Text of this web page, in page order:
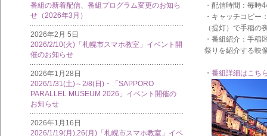
番組の新着配信、番組プログラム変更のお知ら
せ（2026年3月）
2026年2月 5日
2026/2/10(火)「札幌市スマホ教室」イベント開
催のお知らせ
2026年1月28日
2026/1/31(土)～2/8(日)・「SAPPORO
PARALLEL MUSEUM 2026」イベント開催の
お知らせ
2026年1月16日
2026/1/19(月),26(月)「札幌市スマホ教室」イベ
・配信時間：毎時
・キャッチコピー
（提灯）で手稲の
・番組紹介：手稲
祭りを紹介する映
・ 番組詳細はこち